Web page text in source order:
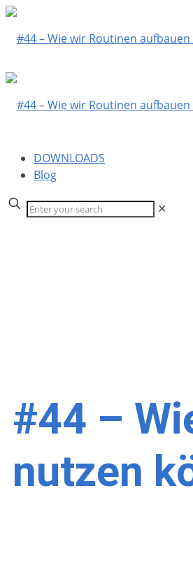
DOWNLOADS
Blog
✕
#44 –
nutzen